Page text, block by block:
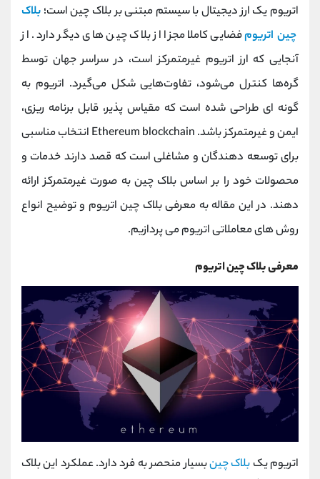
اتریوم یک ارز دیجیتال با سیستم مبتنی بر بلاک چین است؛ بلاک
چین اتریومفضایی کاملا مجزا از بلاک چین های دیگر دارد. از
آنجایی که ارز اتریوم غیرمتمرکز است، در سراسر جهان توسط
گره‌ها کنترل می‌شود، تفاوت‌هایی شکل می‌گیرد. اتریوم به
گونه ای طراحی شده است که مقیاس پذیر، قابل برنامه ریزی،
ایمن و غیرمتمرکز باشد. Ethereum blockchain انتخاب مناسبی
برای توسعه دهندگان و مشاغلی است که قصد دارند خدمات و
محصولات خود را بر اساس بلاک چین به صورت غیرمتمرکز ارائه
دهند. در این مقاله به معرفی بلاک چین اتریوم و توضیح انواع
روش های معاملاتی اتریوم می پردازیم.
معرفی بلاک چین اتریوم
اتریوم یک بلاک چینبسیار منحصر به فرد دارد. عملکرد این بلاک
تلفن 021-22021030
بدون پیش شماره 90001030
اینستاگرام @alireza.mehrabii
کانال تلگرام @alirezamehrabi_com